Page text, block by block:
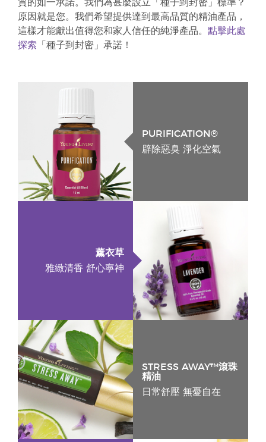
質的如一承諾。我們為甚麼設立「種子到封密」標準？
原因就是您。我們希望提供達到最高品質的精油產品，
這樣才能獻出值得您和家人信任的純淨產品。 點擊此處
探索 「種子到封密」承諾！
PURIFICATION®
辟除惡臭 淨化空氣
薰衣草
雅緻清香 舒心寧神
STRESS AWAY™滾珠
精油
日常舒壓 無憂自在